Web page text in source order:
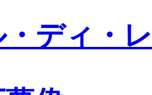
・ディ・